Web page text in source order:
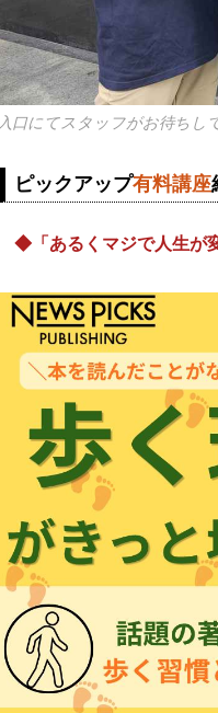
入口にてスタッフがお待ちし
ピックアップ有料講座
◆「あるくマジで人生が